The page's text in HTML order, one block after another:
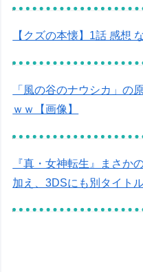
【クズの本懐】1話 感想
「風の谷のナウシカ」の
ｗｗ【画像】
『真・女神転生』まさか
加え、3DSにも別タイト